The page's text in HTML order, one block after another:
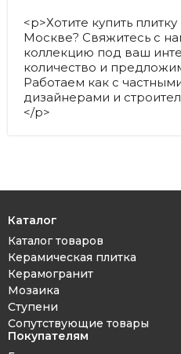
<p>Хотите купить
Москве? Свяжитесь с
коллекцию под ваш
количество и
Работаем как с
дизайнерами и
</p>
Каталог
Каталог товаров
Керамическая плитка
Керамогранит
Мозаика
Ступени
Сопутствующие товары
Покупателям